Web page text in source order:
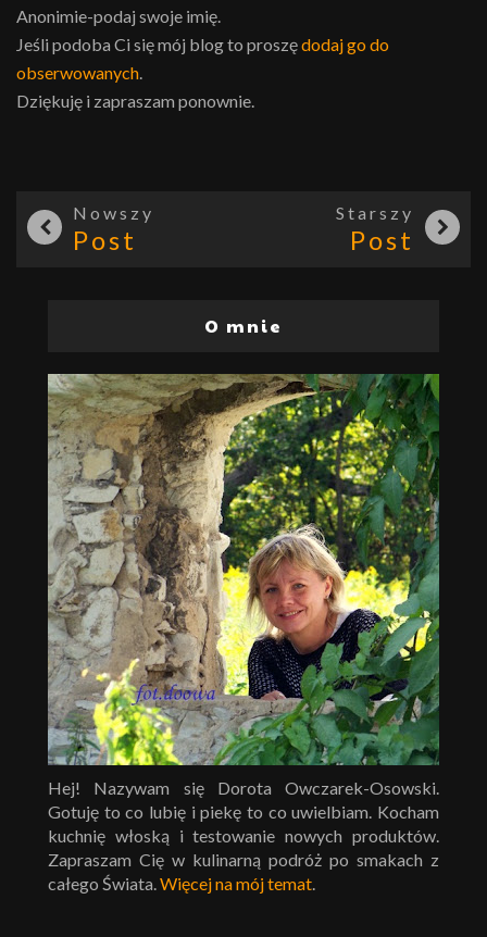
Anonimie-podaj swoje imię.
Jeśli podoba Ci się mój blog to proszędodaj go do
obserwowanych.
Dziękuję i zapraszam ponownie.
Nowszy
Post
Starszy
Post
O mnie
Hej! Nazywam się Dorota Owczarek-Osowski.
Gotuję to co lubię i piekę to co uwielbiam. Kocham
kuchnię włoską i testowanie nowych produktów.
Zapraszam Cię w kulinarną podróż po smakach z
całego Świata.Więcej na mój temat.